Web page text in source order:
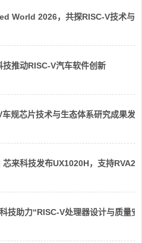
World 2026，共探RISC-V技术与
推动RISC-V汽车软件创新
规芯片技术与生态体系研究成果发
来科技发布UX1020H，支持
技助力“RISC-V处理器设计与质量